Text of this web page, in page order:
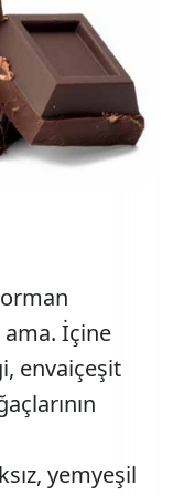
ama. İçine
envaiçeşit
yemyeşil